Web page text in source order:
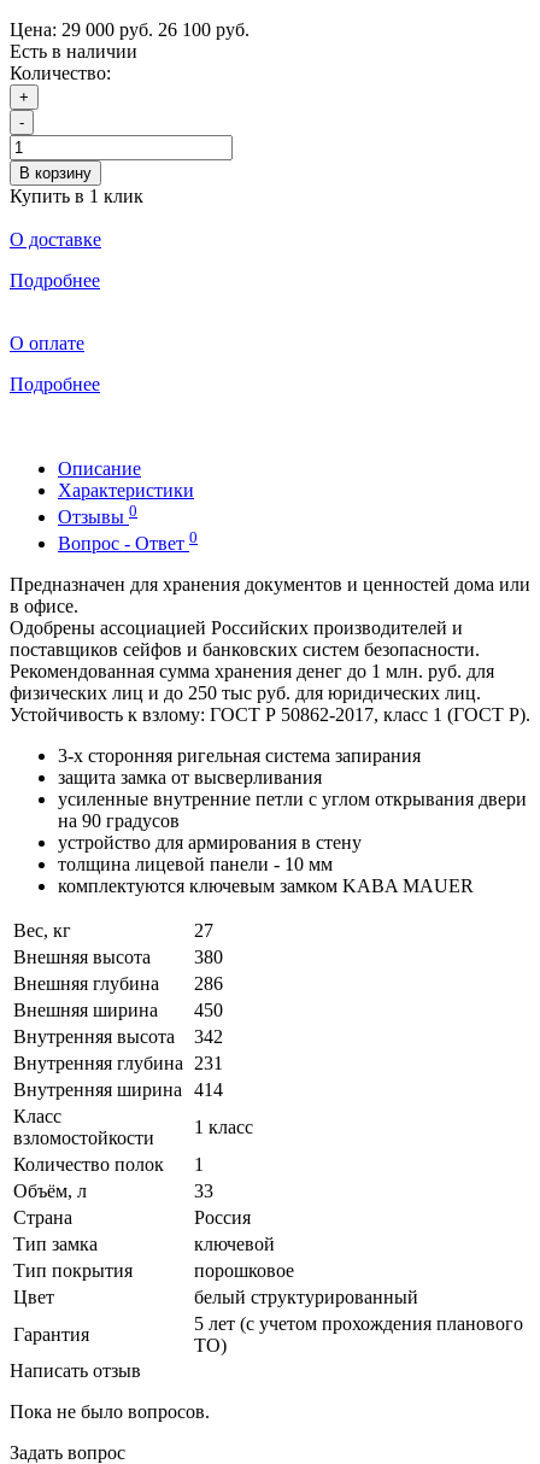
Цена: 29 000 руб. 26 100 руб.
Есть в наличии
Количество:
+
-
В корзину
Купить в 1 клик
О доставке
Подробнее
О оплате
Подробнее
Описание
Характеристики
Отзывы 0
Вопрос - Ответ 0
Предназначен для хранения документов и ценностей дома или
в офисе.
Одобрены ассоциацией Российских производителей и
поставщиков сейфов и банковских систем безопасности.
Рекомендованная сумма хранения денег до 1 млн. руб. для
физических лиц и до 250 тыс руб. для юридических лиц.
Устойчивость к взлому: ГОСТ Р 50862-2017, класс 1 (ГОСТ Р).
3-х сторонняя ригельная система запирания
защита замка от высверливания
усиленные внутренние петли с углом открывания двери
на 90 градусов
устройство для армирования в стену
толщина лицевой панели - 10 мм
комплектуются ключевым замком KABA MAUER
Вес, кг
27
Внешняя высота
380
Внешняя глубина
286
Внешняя ширина
450
Внутренняя высота
342
Внутренняя глубина 231
Внутренняя ширина 414
Класс
взломостойкости
1 класс
Количество полок
1
Объём, л
33
Страна
Россия
Тип замка
ключевой
Тип покрытия
порошковое
Цвет
белый структурированный
Гарантия
5 лет (с учетом прохождения планового
ТО)
Написать отзыв
Пока не было вопросов.
Задать вопрос